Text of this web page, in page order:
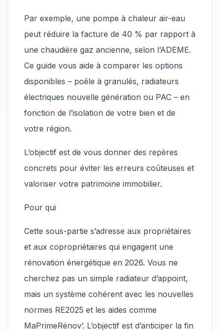
Par exemple, une pompe à chaleur air-eau
peut réduire la facture de 40 % par rapport à
une chaudière gaz ancienne, selon l’ADEME.
Ce guide vous aide à comparer les options
disponibles – poêle à granulés, radiateurs
électriques nouvelle génération ou PAC – en
fonction de l’isolation de votre bien et de
votre région.
L’objectif est de vous donner des repères
concrets pour éviter les erreurs coûteuses et
valoriser votre patrimoine immobilier.
Pour qui
Cette sous-partie s’adresse aux propriétaires
et aux copropriétaires qui engagent une
rénovation énergétique en 2026. Vous ne
cherchez pas un simple radiateur d’appoint,
mais un système cohérent avec les nouvelles
normes RE2025 et les aides comme
MaPrimeRénov’. L’objectif est d’anticiper la fin